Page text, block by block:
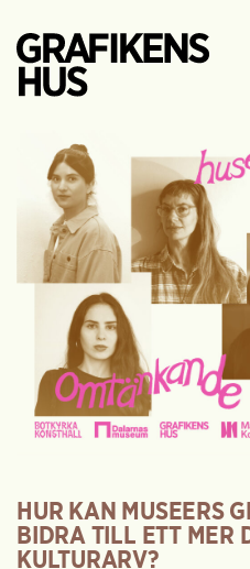
HUR KAN MUSEERS
BIDRA TILL ETT MER
KULTURARV?